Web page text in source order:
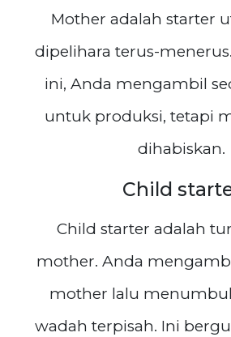
Mother adalah starter
dipelihara terus-
ini, Anda mengambil
untuk produksi, tetapi
dihabiskan.
Child
Child starter adalah
mother. Anda
mother lalu
wadah terpisah. Ini